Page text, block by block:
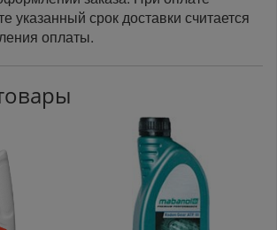
указанный срок доставки считается
оплаты.